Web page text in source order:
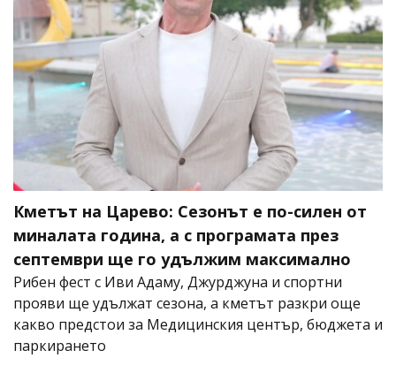
Кметът на Царево: Сезонът е по-силен от
миналата година, а с програмата през
септември ще го удължим максимално
Рибен фест с Иви Адаму, Джурджуна и спортни
прояви ще удължат сезона, а кметът разкри още
какво предстои за Медицинския център, бюджета и
паркирането